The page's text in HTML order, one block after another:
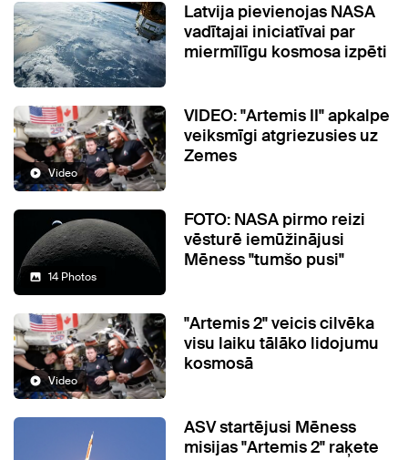
Latvija pievienojas NASA
vadītajai iniciatīvai par
miermīlīgu kosmosa izpēti
Video
VIDEO: "Artemis II" apkalpe
veiksmīgi atgriezusies uz
Zemes
14 Photos
FOTO: NASA pirmo reizi
vēsturē iemūžinājusi
Mēness "tumšo pusi"
Video
"Artemis 2" veicis cilvēka
visu laiku tālāko lidojumu
kosmosā
ASV startējusi Mēness
misijas "Artemis 2" raķete